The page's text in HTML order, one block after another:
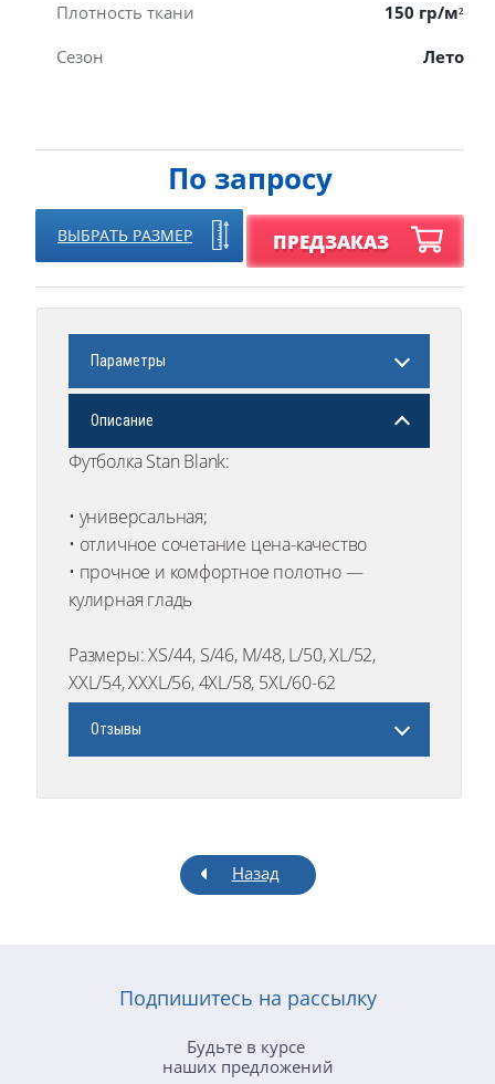
Плотность ткани
150 гр/м²
Сезон
Лето
По запросу
ВЫБРАТЬ РАЗМЕР ПРЕДЗАКАЗ
Параметры
Описание
Футболка Stan Blank:
• универсальная;
• отличное сочетание цена-качество
• прочное и комфортное полотно —
кулирная гладь
Размеры: XS/44, S/46, M/48, L/50, XL/52,
XXL/54, XXXL/56, 4XL/58, 5XL/60-62
Отзывы
Назад
Подпишитесь на рассылку
Будьте в курсе
наших предложений